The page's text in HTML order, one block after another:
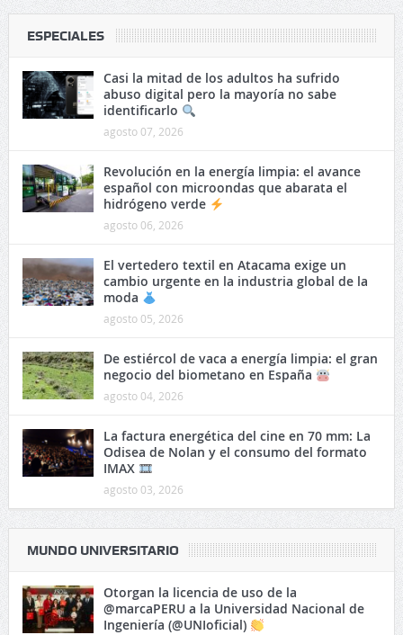
ESPECIALES
Casi la mitad de los adultos ha sufrido
abuso digital pero la mayoría no sabe
identificarlo
agosto 07, 2026
Revolución en la energía limpia: el avance
español con microondas que abarata el
hidrógeno verde
agosto 06, 2026
El vertedero textil en Atacama exige un
cambio urgente en la industria global de la
moda
agosto 05, 2026
De estiércol de vaca a energía limpia: el gran
negocio del biometano en España
agosto 04, 2026
La factura energética del cine en 70 mm: La
Odisea de Nolan y el consumo del formato
IMAX
agosto 03, 2026
MUNDO UNIVERSITARIO
Otorgan la licencia de uso de la
@marcaPERU a la Universidad Nacional de
Ingeniería (@UNIoficial)